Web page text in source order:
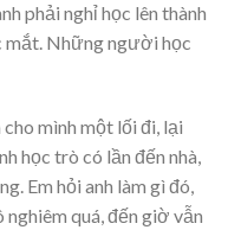
phải nghỉ học lên thành
mắt. Những người học
mình một lối đi, lại
học trò có lần đến nhà,
Em hỏi anh làm gì đó,
quá, đến giờ vẫn